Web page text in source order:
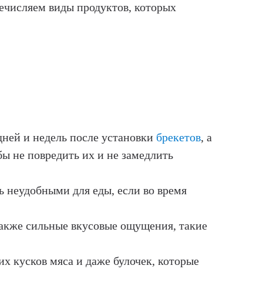
виды продуктов, которых
и недель после установки брекетов, а
не повредить их и не замедлить
неудобными для еды, если во время
сильные вкусовые ощущения, такие
кусков мяса и даже булочек, которые